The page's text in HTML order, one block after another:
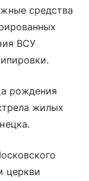
средства
ВСУ
рождения
жилых
церкви